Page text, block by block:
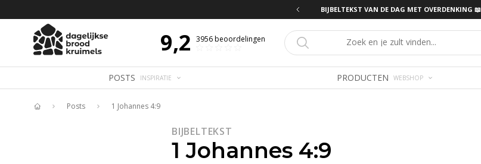
BIJBELTEKST VAN DE DAG MET OVERDENKING 📖
9,2 3956beoordelingen
POSTS INSPIRATIE PRODUCTEN WEBSHOP
Posts 1 Johannes 4:9
BIJBELTEKST
1 Johannes 4:9